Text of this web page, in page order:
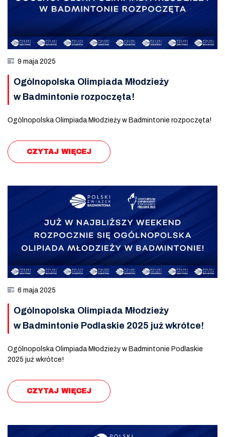
9 maja 2025
Ogólnopolska Olimpiada Młodzieży
w Badmintonie rozpoczęta!
Ogólnopolska Olimpiada Młodzieży w Badmintonie rozpoczęta!
CZYTAJ WIĘCEJ
6 maja 2025
Ogólnopolska Olimpiada Młodzieży
w Badmintonie Podlaskie 2025 już wkrótce!
Ogólnopolska Olimpiada Młodzieży w Badmintonie Podlaskie
2025 już wkrótce!
CZYTAJ WIĘCEJ